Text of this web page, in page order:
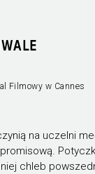
Filmowy w Cannes
na uczelni
chleb